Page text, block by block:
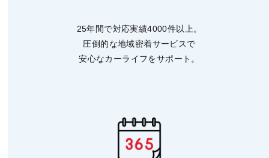
25年間で対応実績4000件以上。
圧倒的な地域密着サービスで
安心なカーライフをサポート。